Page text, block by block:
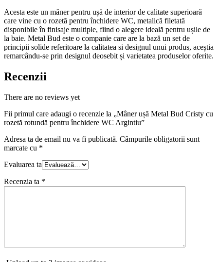
Acesta este un mâner pentru ușă de interior de calitate superioară
care vine cu o rozetă pentru închidere WC, metalică filetată
disponibile în finisaje multiple, fiind o alegere ideală pentru ușile de
la baie. Metal Bud este o companie care are la bază un set de
principii solide referitoare la calitatea si designul unui produs, aceștia
remarcându-se prin designul deosebit și varietatea produselor oferite.
Recenzii
There are no reviews yet
Fii primul care adaugi o recenzie la „Mâner ușă Metal Bud Cristy cu
rozetă rotundă pentru închidere WC Argintiu”
Adresa ta de email nu va fi publicată. Câmpurile obligatorii sunt
marcate cu *
Evaluarea ta
Recenzia ta *